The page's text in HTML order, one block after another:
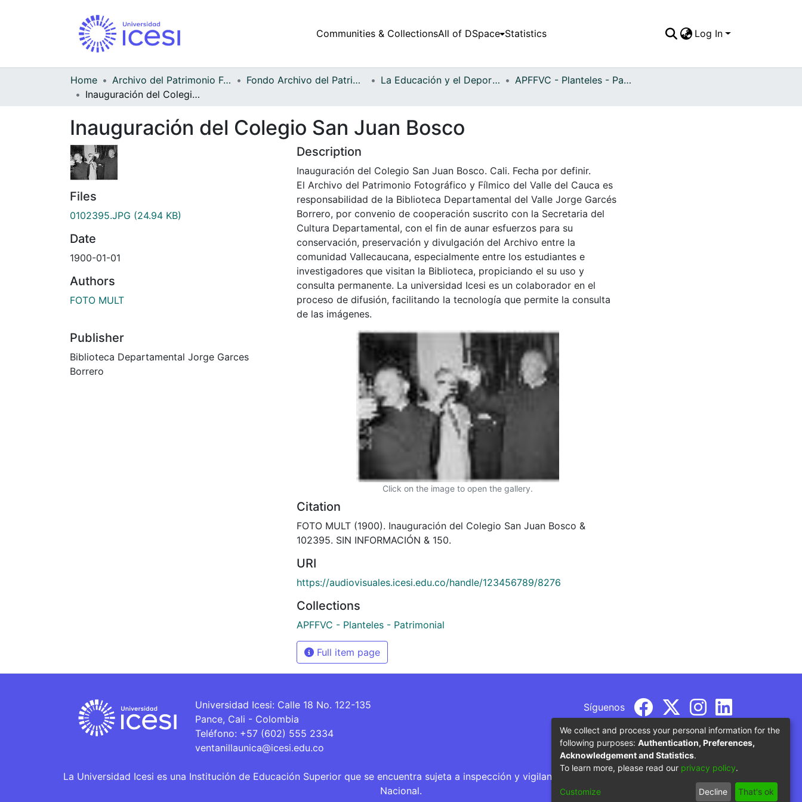
Communities & CollectionsAll of DSpace Statistics Log In
Home Archivo del Patrimonio Fotográfico y Fílmico del Valle del Cauca Fondo Archivo del Patrimonio Fotográfico y Fílmico del Valle del Cauca La Educación y el Deporte
APFFVC - Planteles - Patrimonial
Inauguración del Colegio San Juan Bosco
Inauguración del Colegio San Juan Bosco
Files
0102395.JPG (24.94 KB)
Date
1900-01-01
Authors
FOTO MULT
Publisher
Biblioteca Departamental Jorge Garces
Borrero
Description
Inauguración del Colegio San Juan Bosco. Cali. Fecha por definir.
El Archivo del Patrimonio Fotográfico y Fílmico del Valle del Cauca es
responsabilidad de la Biblioteca Departamental del Valle Jorge Garcés
Borrero, por convenio de cooperación suscrito con la Secretaria del
Cultura Departamental, con el fin de aunar esfuerzos para su
conservación, preservación y divulgación del Archivo entre la
comunidad Vallecaucana, especialmente entre los estudiantes e
investigadores que visitan la Biblioteca, propiciando el su uso y
consulta permanente. La universidad Icesi es un colaborador en el
proceso de difusión, facilitando la tecnología que permite la consulta
de las imágenes.
Click on the image to open the gallery.
Citation
FOTO MULT (1900). Inauguración del Colegio San Juan Bosco &
102395. SIN INFORMACIÓN & 150.
URI
https://audiovisuales.icesi.edu.co/handle/123456789/8276
Collections
APFFVC - Planteles - Patrimonial
Full item page
Universidad Icesi: Calle 18 No. 122-135
Pance, Cali - Colombia
Teléfono: +57 (602) 555 2334
ventanillaunica@icesi.edu.co
Síguenos
La Universidad Icesi es una Institución de Educación Superior que se encuentra sujeta a inspección y vigilancia por parte del Ministerio de Educación
Nacional.
We collect and process your personal information for the
following purposes: Authentication, Preferences,
Acknowledgement and Statistics.
To learn more, please read our privacy policy.
Customize Decline That's ok